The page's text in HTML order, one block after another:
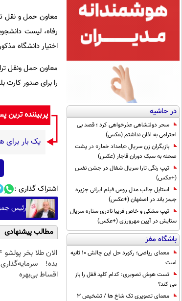
در حاشیه
سحر دولتشاهی عذرخواهی کرد ؛ قصد بی
احترامی به اذان نداشتم (عکس)
بازیگران زن سریال «بامداد خمار» در پشت
صحنه به سبک دوران قاجار (عکس)
تیپ رنگی تارا سریال شغال در جشن نفس
(+عکس)
استایل جالب مدل روس فیلم ایرانی جزیره
جیمز باند در اصفهان (+عکس)
تیپ مشکی و خاص فریبا نادری ستاره سریال
ستایش در آیین مهرورزی (+عکس)
باشگاه مغز
معمای ریاضی؛ رکورد حل این چالش 10 ثانیه
است
تست هوش تصویری: کدام کلید قفل را باز
می کند؟
معمای تصویری تک شاخ ها / تشخیص 3
معاون حمل و نقل
رفاه، لیست
اختیار دانشگاه
معاون حمل ونقل
را برای صدور کارت
پربیننده
یک بار برای
اشتراک گذاری :
رئیس
مطالب پیشنهادی
بده!
اقساط بی‌بهره